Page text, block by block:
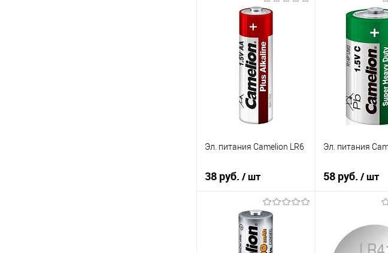
В корзину
К сравнению
В избранное
В наличии
В
К сравнению
В избранное
В наличии
Эл. питания Camelion LR6
38 руб. / шт
В корзину
К сравнению
Эл. питания
58 руб./ шт
К сравнению